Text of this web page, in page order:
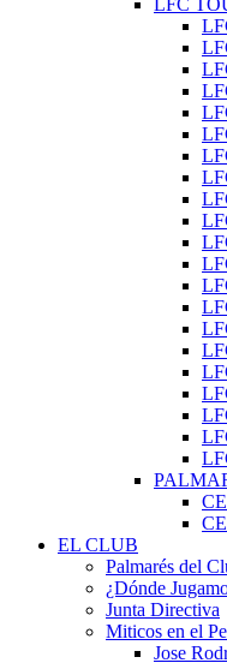
LFC
EL CLUB
Palmarés del
¿Dónde
Junta Directiva
Miticos en el
Jose